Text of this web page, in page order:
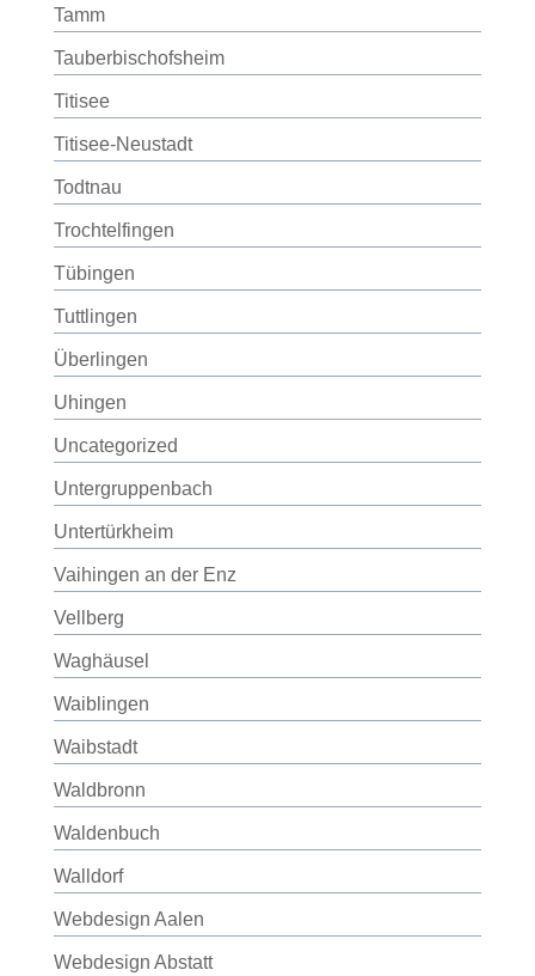
Tamm
Tauberbischofsheim
Titisee
Titisee-Neustadt
Todtnau
Trochtelfingen
Tübingen
Tuttlingen
Überlingen
Uhingen
Uncategorized
Untergruppenbach
Untertürkheim
Vaihingen an der Enz
Vellberg
Waghäusel
Waiblingen
Waibstadt
Waldbronn
Waldenbuch
Walldorf
Webdesign Aalen
Webdesign Abstatt